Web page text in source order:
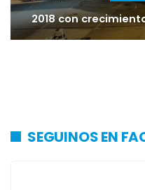
2018 con
SEGUINOS EN